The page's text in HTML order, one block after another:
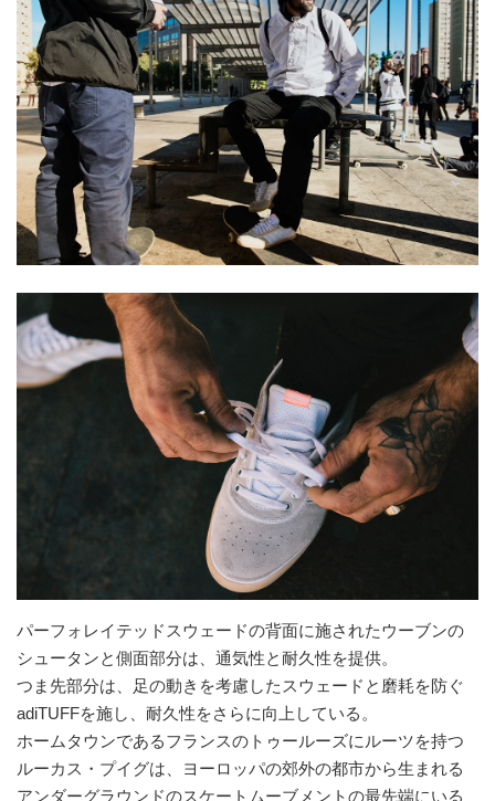
パーフォレイテッドスウェードの背面に施されたウーブンの
シュータンと側面部分は、通気性と耐久性を提供。
つま先部分は、足の動きを考慮したスウェードと磨耗を防ぐ
adiTUFFを施し、耐久性をさらに向上している。
ホームタウンであるフランスのトゥールーズにルーツを持つ
ルーカス・プイグは、ヨーロッパの郊外の都市から生まれる
アンダーグラウンドのスケートムーブメントの最先端にいる